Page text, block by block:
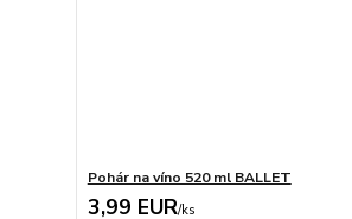
Pohár na víno 520 ml BALLET
3,99 EUR/ks